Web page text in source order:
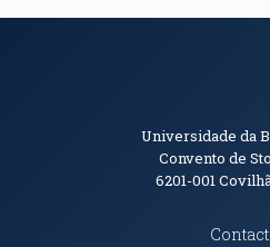
Informações de
Universidade da
Convento de
6201-001